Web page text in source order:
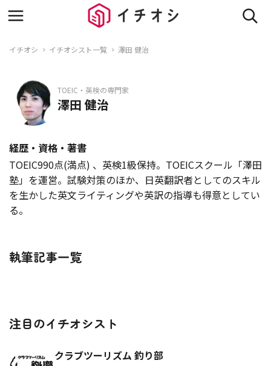
イチオシ イチオシスト一覧 澤田 健治
TOEIC・英検の専門家
澤田 健治
経歴・資格・著書
TOEIC990点(満点) 、英検1級保持。TOEICスクール「澤田
塾」を運営。試験対策のほか、日英翻訳者としてのスキル
を生かした英文ライティングや英訳の指導も得意としてい
る。
執筆記事一覧
注目のイチオシスト
クラブツーリズム 釣り部